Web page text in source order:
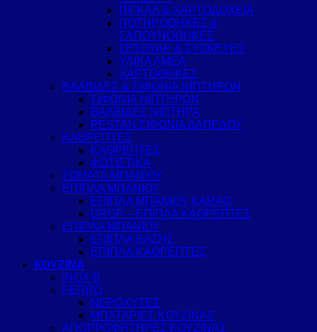
ΠΙΓΚΑΛ & ΧΑΡΤΟΔΟΧΕΙΑ
ΠΟΤΗΡΟΘΗΚΕΣ &
ΣΑΠΟΥΝΟΘΗΚΕΣ
ΣΕΣΟΥΑΡ & ΣΥΣΚΕΥΕΣ
ΥΛΙΚΑ ΑΜΕΑ
ΧΑΡΤΟΘΗΚΕΣ
ΒΑΛΒΙΔΕΣ & ΣΙΦΟΝΙΑ ΝΙΠΤΗΡΩΝ
ΣΙΦΩΝΙΑ ΝΙΠΤΗΡΩΝ
ΒΑΛΒΙΔΕΣ ΝΙΠΤΗΡΑ
PESTAN ΣΙΦΩΝΙΑ ΔΑΠΕΔΟΥ
ΚΑΘΡΕΠΤΕΣ
ΚΑΘΡΕΠΤΕΣ
ΦΩΤΙΣΤΙΚΑ
ΣΩΜΑΤΑ ΜΠΑΝΙΟΥ
ΕΠΙΠΛΑ ΜΠΑΝΙΟΥ
ΕΠΙΠΛΑ ΜΠΑΝΙΟΥ KARAG
DROP – ΕΠΙΠΛΑ ΚΑΘΡΕΠΤΕΣ
ΕΠΙΠΛΑ ΜΠΑΝΙΟΥ
ΕΠΙΠΛΑ ΒΑΣΗΣ
ΕΠΙΠΛΑ ΚΑΘΡΕΠΤΕΣ
ΚΟΥΖΙΝΑ
INOX B
FERRO
ΝΕΡΟΧΥΤΕΣ
ΜΠΑΤΑΡΙΕΣ ΚΟΥΖΙΝΑΣ
ΑΠΟΡΡΟΦΗΤΗΡΕΣ ΚΟΥΖΙΝΑΣ